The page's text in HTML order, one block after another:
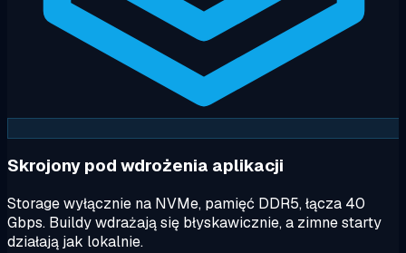
Skrojony pod wdrożenia aplikacji
Storage wyłącznie na NVMe, pamięć DDR5, łącza 40
Gbps. Buildy wdrażają się błyskawicznie, a zimne starty
działają jak lokalnie.